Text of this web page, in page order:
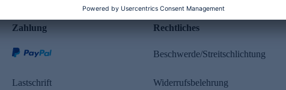
Zahlung
Lastschrift
Rechtliches
Beschwerde/Streitschlichtung
Widerrufsbelehrung